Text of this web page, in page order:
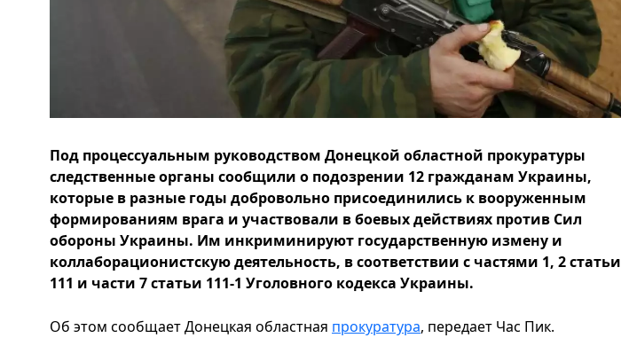
Под процессуальным руководством Донецкой областной прокуратуры
следственные органы сообщили о подозрении 12 гражданам Украины,
которые в разные годы добровольно присоединились к вооруженным
формированиям врага и участвовали в боевых действиях против Сил
обороны Украины. Им инкриминируют государственную измену и
коллаборационистскую деятельность, в соответствии с частями 1, 2 статьи
111 и части 7 статьи 111-1 Уголовного кодекса Украины.
Об этом сообщает Донецкая областная прокуратура, передает Час Пик.